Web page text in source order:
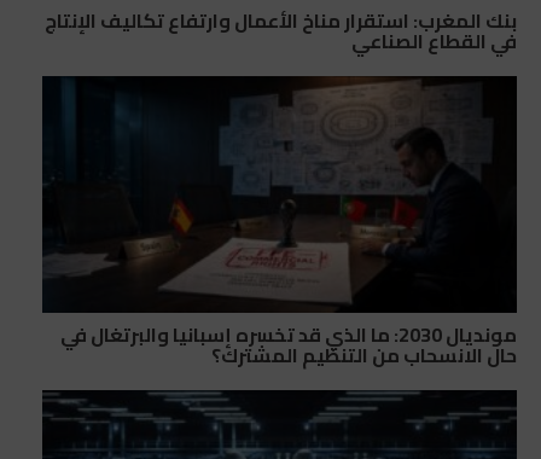
بنك المغرب: استقرار مناخ الأعمال وارتفاع تكاليف الإنتاج
في القطاع الصناعي
مونديال 2030: ما الذي قد تخسره إسبانيا والبرتغال في
حال الانسحاب من التنظيم المشترك؟